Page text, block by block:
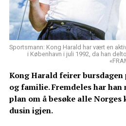
Sportsmann: Kong Harald har vært en
i København i juli 1992, da han
Kong Harald feirer bursdagen
og familie. Fremdeles har han
plan om å besøke alle Norges
dusin igjen.